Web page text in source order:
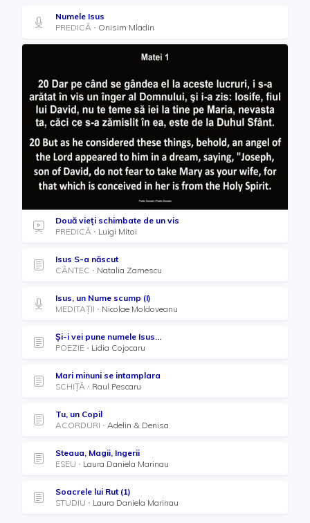
Numele Isus
PREDICĂ
Onisim Mladin
Două vieți schimbate de un vis
PREDICĂ
Luigi Mitoi
Isus S-a născut
CÂNTEC
Natalia Zarnescu
Isus, un Nume scump (I)
MEDITAȚII
Nicolae Moldoveanu
Și-i vei pune numele Isus...
POEZIE
Lidia Cojocaru
Mari minuni se intamplara
SCHIȚĂ
Raul Pescaru
Tu, un Copil
ACORDURI
Adelin & Denisa
Steaua, Magii, Ingerii
ESEU
Laura Daniela Marinau
Soacrele lui Rut (1)
STUDIU
Laura Daniela Marinau